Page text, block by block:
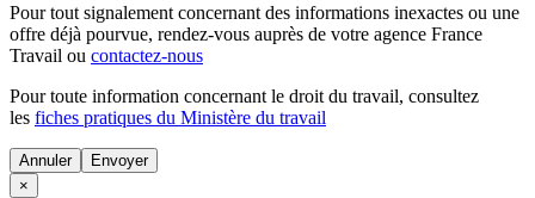
Pour tout signalement concernant des informations inexactes ou une
offre déjà pourvue, rendez-vous auprès de votre agence France
Travail ou contactez-nous
Pour toute information concernant le droit du travail, consultez
les fiches pratiques du Ministère du travail
Annuler
×